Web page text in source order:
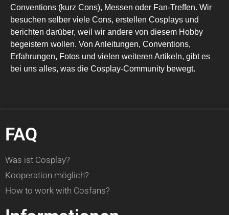
Conventions (kurz Cons), Messen oder Fan-Treffen. Wir
besuchen selber viele Cons, erstellen Cosplays und
berichten darüber, weil wir andere von diesem Hobby
begeistern wollen. Von Anleitungen, Conventions,
Erfahrungen, Fotos und vielen weiteren Artikeln, gibt es
bei uns alles, was die Cosplay-Community bewegt.
FAQ
Was ist Cosplay?
Kooperation möglich?
How to work with Cosfans?